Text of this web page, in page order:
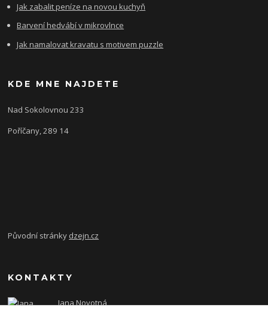
Jak zabalit peníze na novou kuchyň
Barvení hedvábí v mikrovlnce
Jak namalovat kravatu s motivem puzzle
KDE MNE NAJDETE
Nad Sokolovnou 233
Poříčany, 289 14
Původní stránky dzejn.cz
KONTAKTY
Jana Novotná